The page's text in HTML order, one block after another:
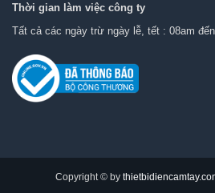
Thời gian làm việc công ty
Tất cả các ngày trừ ngày lễ, tết : 08am
Copyright © by